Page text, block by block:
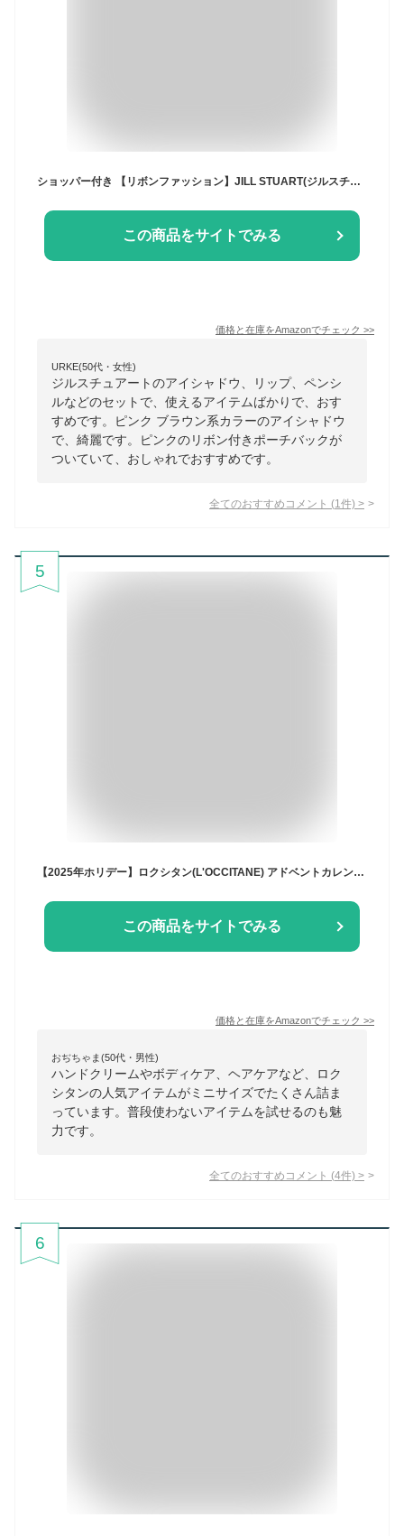
ショッパー付き 【リボンファッション】JILL STUART(ジルスチュアート)リボンファッションショー コレクション クリスマスコフレ ホリデーギフト 2025クリスマスプレゼント
この商品をサイトでみる
価格と在庫をAmazonでチェック >>
URKE(50代・女性)
ジルスチュアートのアイシャドウ、リップ、ペンシ
ルなどのセットで、使えるアイテムばかりで、おす
すめです。ピンク ブラウン系カラーのアイシャドウ
で、綺麗です。ピンクのリボン付きポーチバックが
ついていて、おしゃれでおすすめです。
全てのおすすめコメント (1 件) >
5
【2025年ホリデー】ロクシタン(L'OCCITANE) アドベントカレンダー 誕生日 プレゼント ギフト 女性 男性 人気 クリスマス ホリデー コフレ
この商品をサイトでみる
価格と在庫をAmazonでチェック >>
おぢちゃま(50代・男性)
ハンドクリームやボディケア、ヘアケアなど、ロク
シタンの人気アイテムがミニサイズでたくさん詰ま
っています。普段使わないアイテムを試せるのも魅
力です。
全てのおすすめコメント (4件) >
6